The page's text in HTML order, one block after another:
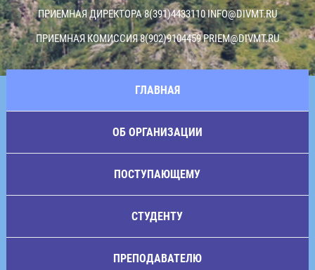
ПРИЕМНАЯ ДИРЕКТОРА 8(391)4433110INFO@DIVMT.RU
ПРИЕМНАЯ КОМИССИЯ 8(902)9104459PRIEM@DIVMT.RU
ГЛАВНАЯ
ОБ ОРГАНИЗАЦИИ
ПОСТУПАЮЩЕМУ
СТУДЕНТУ
ПРЕПОДАВАТЕЛЮ